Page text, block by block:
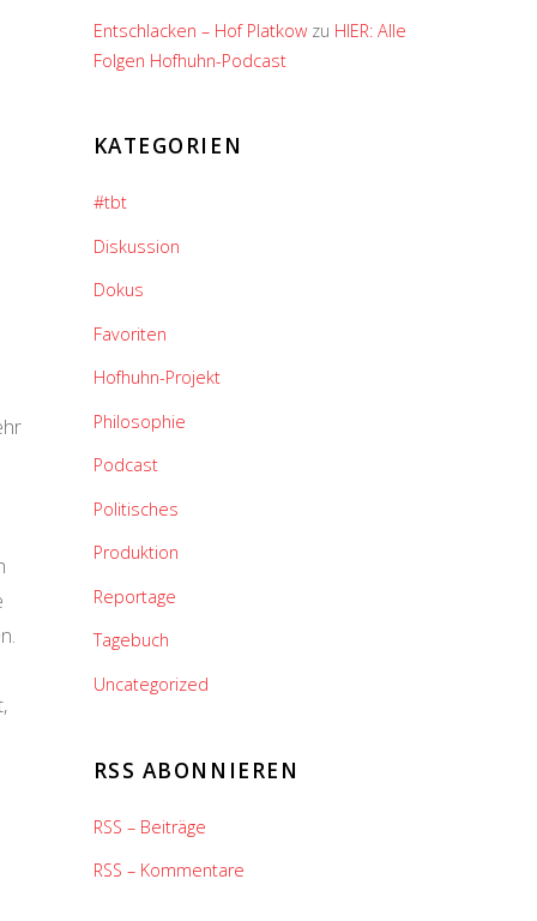
Entschlacken – Hof Platkowzu HIER: Alle
Folgen Hofhuhn-Podcast
KATEGORIEN
#tbt
Diskussion
Dokus
Favoriten
Hofhuhn-Projekt
Philosophie
Podcast
Politisches
Produktion
Reportage
Tagebuch
Uncategorized
RSS ABONNIEREN
RSS – Beiträge
RSS – Kommentare